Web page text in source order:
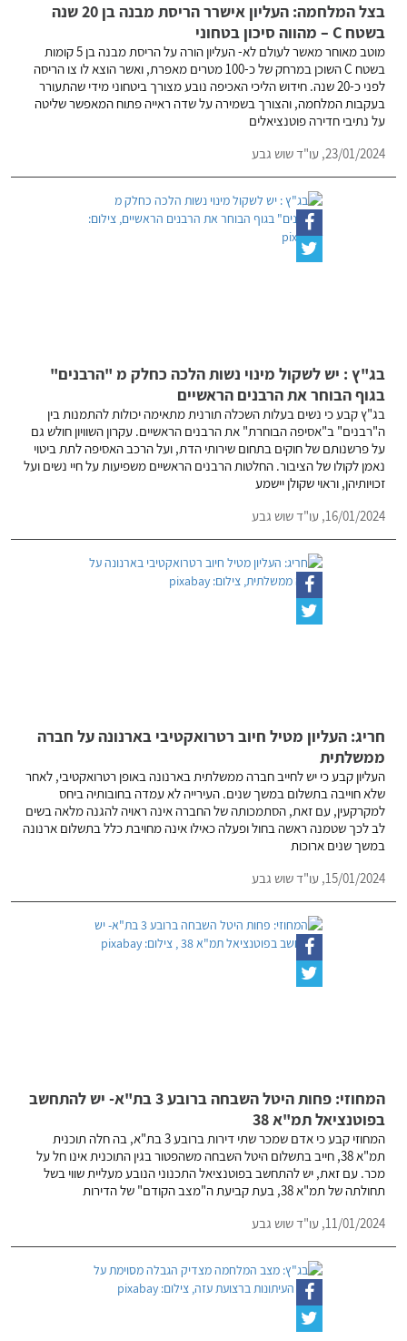
בצל המלחמה: העליון אישרר הריסת מבנה בן 20 שנה
בשטח C – מהווה סיכון בטחוני
מוטב מאוחר מאשר לעולם לא- העליון הורה על הריסת מבנה בן 5 קומות
בשטח C השוכן במרחק של כ-100 מטרים מאפרת, ואשר הוצא לו צו הריסה
לפני כ-20 שנה. חידוש הליכי האכיפה נובע מצורך ביטחוני מידי שהתעורר
בעקבות המלחמה, והצורך בשמירה על שדה ראייה פתוח המאפשר שליטה
על נתיבי חדירה פוטנציאלים
23/01/2024, עו"ד שוש גבע
בג"ץ : יש לשקול מינוי נשות הלכה כחלק מ "הרבנים"
בגוף הבוחר את הרבנים הראשיים
בג"ץ קבע כי נשים בעלות השכלה תורנית מתאימה יכולות להתמנות בין
ה"רבנים" ב"אסיפה הבוחרת" את הרבנים הראשיים. עקרון השוויון חולש גם
על פרשנותם של חוקים בתחום שירותי הדת, ועל הרכב האסיפה לתת ביטוי
נאמן לקולו של הציבור. החלטות הרבנים הראשיים משפיעות על חיי נשים ועל
זכויותיהן, וראוי שקולן יישמע
16/01/2024, עו"ד שוש גבע
חריג: העליון מטיל חיוב רטרואקטיבי בארנונה על חברה
ממשלתית
העליון קבע כי יש לחייב חברה ממשלתית בארנונה באופן רטרואקטיבי, לאחר
שלא חוייבה בתשלום במשך שנים. העירייה לא עמדה בחובותיה ביחס
למקרקעין, עם זאת, הסתמכותה של החברה אינה ראויה להגנה מלאה בשים
לב לכך שטמנה ראשה בחול ופעלה כאילו אינה מחויבת כלל בתשלום ארנונה
במשך שנים ארוכות
15/01/2024, עו"ד שוש גבע
המחוזי: פחות היטל השבחה ברובע 3 בת"א- יש להתחשב
בפוטנציאל תמ"א 38
המחוזי קבע כי אדם שמכר שתי דירות ברובע 3 בת"א, בה חלה תוכנית
תמ"א 38, חייב בתשלום היטל השבחה משהפטור בגין התוכנית אינו חל על
מכר. עם זאת, יש להתחשב בפוטנציאל התכנוני הנובע מעליית שווי בשל
תחולתה של תמ"א 38, בעת קביעת ה"מצב הקודם" של הדירות
11/01/2024, עו"ד שוש גבע